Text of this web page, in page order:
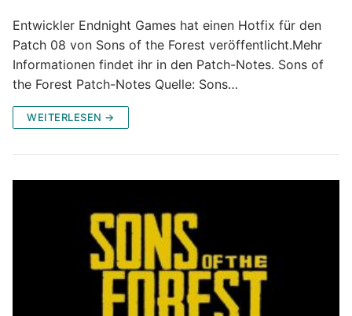
Entwickler Endnight Games hat einen Hotfix für den
Patch 08 von Sons of the Forest veröffentlicht.Mehr
Informationen findet ihr in den Patch-Notes. Sons of
the Forest Patch-Notes Quelle: Sons…
WEITERLESEN →